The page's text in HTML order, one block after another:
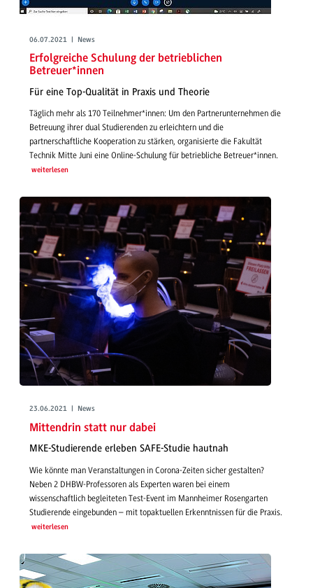
06.07.2021 | News
Erfolgreiche Schulung der betrieblichen
Betreuer*innen
Für eine Top-Qualität in Praxis und Theorie
Täglich mehr als 170 Teilnehmer*innen: Um den Partnerunternehmen die
Betreuung ihrer dual Studierenden zu erleichtern und die
partnerschaftliche Kooperation zu stärken, organisierte die Fakultät
Technik Mitte Juni eine Online-Schulung für betriebliche Betreuer*innen.
weiterlesen
23.06.2021 | News
Mittendrin statt nur dabei
MKE-Studierende erleben SAFE-Studie hautnah
Wie könnte man Veranstaltungen in Corona-Zeiten sicher gestalten?
Neben 2 DHBW-Professoren als Experten waren bei einem
wissenschaftlich begleiteten Test-Event im Mannheimer Rosengarten
Studierende eingebunden – mit topaktuellen Erkenntnissen für die Praxis.
weiterlesen